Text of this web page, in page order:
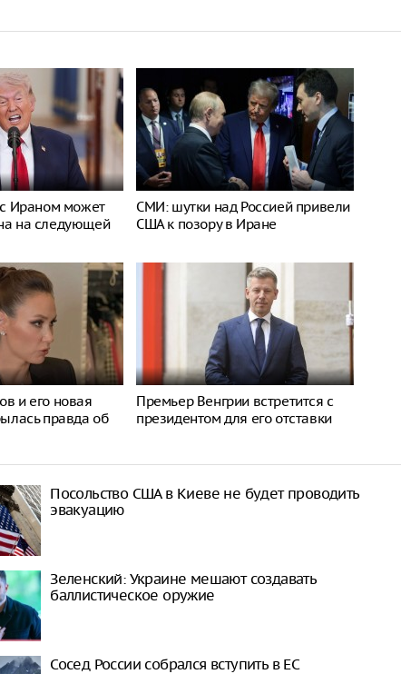
Ираном может
на следующей
СМИ: шутки над Россией привели
США к позору в Иране
и его новая
правда об
Премьер Венгрии встретится с
президентом для его отставки
Посольство США в Киеве не будет проводить
эвакуацию
Зеленский: Украине мешают создавать
баллистическое оружие
Сосед России собрался вступить в ЕС